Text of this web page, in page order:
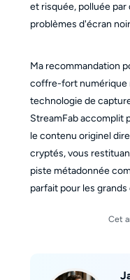
et risquée, polluée
problèmes d'écran
Ma recommandation
coffre-fort numérique
technologie de
StreamFab accomplit
le contenu originel
cryptés, vous
piste métadonnée
parfait pour les
Cet